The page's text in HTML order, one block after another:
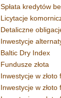
Spłata kredytów
Licytacje
Detaliczne
Inwestycje
Baltic Dry Index
Fundusze złota
Inwestycje w złoto
Inwestycje w złoto